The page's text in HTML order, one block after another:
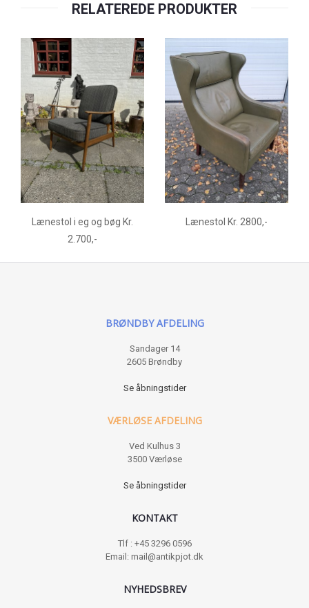
RELATEREDE PRODUKTER
Lænestol i eg og bøg Kr.
2.700,-
Lænestol Kr. 2800,-
BRØNDBY AFDELING
Sandager 14
2605 Brøndby
Se åbningstider
VÆRLØSE AFDELING
Ved Kulhus 3
3500 Værløse
Se åbningstider
KONTAKT
Tlf : +45 3296 0596
Email: mail@antikpjot.dk
NYHEDSBREV